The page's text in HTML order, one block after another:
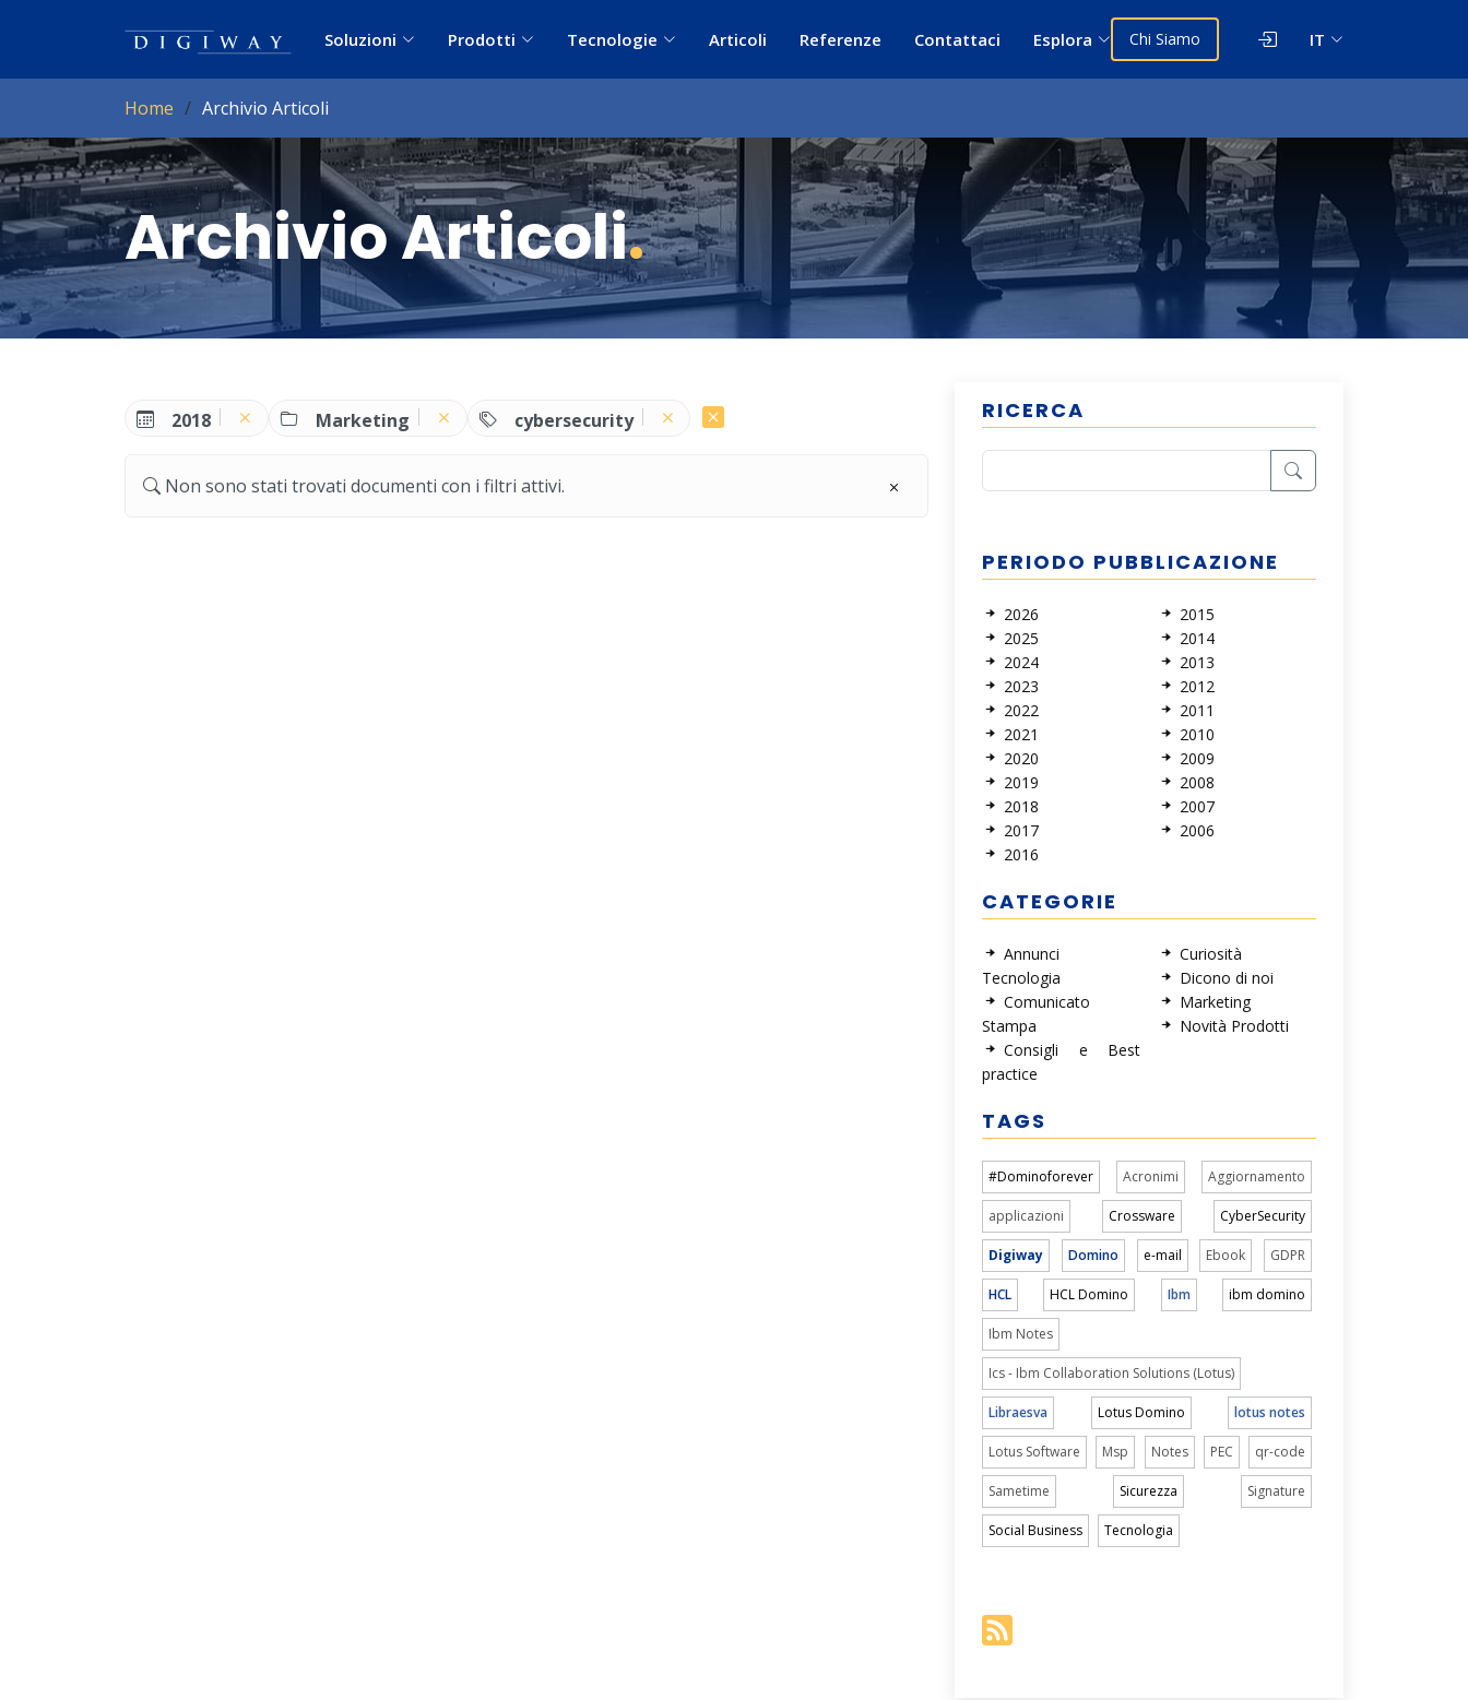
Soluzioni Prodotti Tecnologie Articoli Referenze Contattaci Esplora Chi Siamo IT
Home Archivio Articoli
Archivio Articoli.
2018 Marketing cybersecurity
Non sono stati trovati documenti con i filtri attivi.
RICERCA
PERIODO PUBBLICAZIONE
2026
2025
2024
2023
2022
2021
2020
2019
2018
2017
2016
2015
2014
2013
2012
2011
2010
2009
2008
2007
2006
CATEGORIE
Annunci
Tecnologia
Comunicato
Stampa
Consigli e Best
practice
Curiosità
Dicono di noi
Marketing
Novità Prodotti
TAGS
#Dominoforever Acronimi Aggiornamento
applicazioni Crossware CyberSecurity
Digiway Domino e-mail Ebook GDPR
HCL HCL Domino Ibm ibm domino
Ibm Notes
Ics - Ibm Collaboration Solutions (Lotus)
Libraesva Lotus Domino lotus notes
Lotus Software Msp Notes PEC qr-code
Sametime Sicurezza Signature
Social Business Tecnologia